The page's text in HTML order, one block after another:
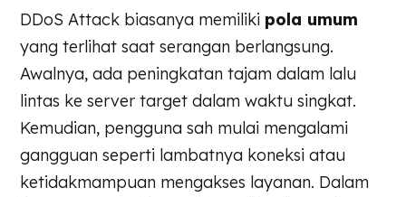
DDoS Attack biasanya memiliki pola umum
yang terlihat saat serangan berlangsung.
Awalnya, ada peningkatan tajam dalam lalu
lintas ke server target dalam waktu singkat.
Kemudian, pengguna sah mulai mengalami
gangguan seperti lambatnya koneksi atau
ketidakmampuan mengakses layanan. Dalam